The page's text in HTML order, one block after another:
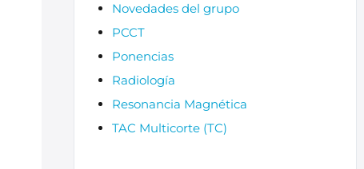
Novedades del grupo
PCCT
Ponencias
Radiología
Resonancia Magnética
TAC Multicorte (TC)